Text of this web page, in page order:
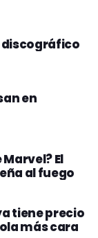
en
El
al fuego
tiene precio
más cara